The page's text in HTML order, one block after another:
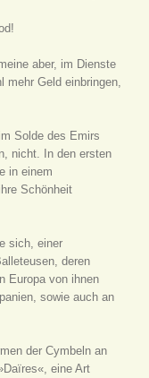
aber, im Dienste
mehr Geld einbringen,
Solde des Emirs
nicht. In den ersten
in einem
Schönheit
sich, einer
deren
Europa von ihnen
sowie auch an
der Cymbeln an
eine Art